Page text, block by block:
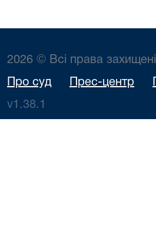
2026 © Всі права захищені
Про суд Прес-центр
v1.38.1